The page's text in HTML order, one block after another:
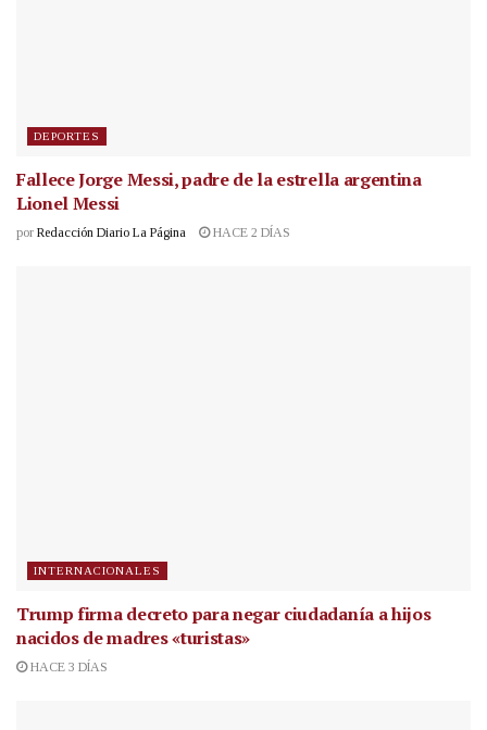
DEPORTES
Fallece Jorge Messi, padre de la estrella argentina
Lionel Messi
por Redacción Diario La Página HACE 2 DÍAS
INTERNACIONALES
Trump firma decreto para negar ciudadanía a hijos
nacidos de madres «turistas»
HACE 3 DÍAS